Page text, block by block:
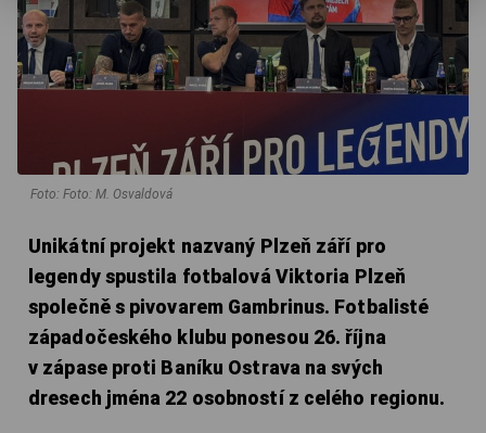
Foto: Foto: M. Osvaldová
Unikátní projekt nazvaný Plzeň září pro
legendy spustila fotbalová Viktoria Plzeň
společně s pivovarem Gambrinus. Fotbalisté
západočeského klubu ponesou 26. října
v zápase proti Baníku Ostrava na svých
dresech jména 22 osobností z celého regionu.